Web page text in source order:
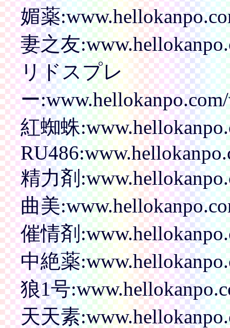
媚薬
妻之友
リドスプレ
ー
紅蜘蛛
精力剤
曲美
催情剤
中絶薬
狼1号
天天素